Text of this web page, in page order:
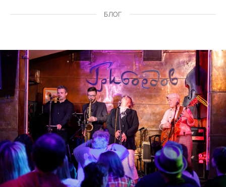
БЛОГ